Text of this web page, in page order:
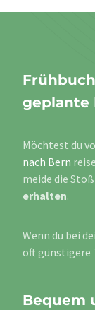
geplante
Möchtest du
nach Bern
meide die
erhalten.
Wenn du bei
oft günstigere
Bequem